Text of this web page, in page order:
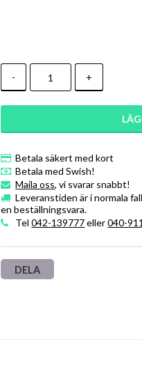
- +
Betala säkert med kort
Betala med Swish!
Maila oss, vi svarar snabbt!
Leveranstiden är i normala
en beställningsvara.
Tel042-139777eller040-
DELA